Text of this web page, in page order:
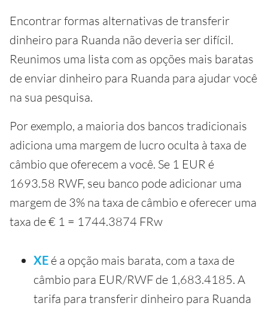
Encontrar formas alternativas de transferir
dinheiro para Ruanda não deveria ser difícil.
Reunimos uma lista com as opções mais baratas
de enviar dinheiro para Ruanda para ajudar você
na sua pesquisa.
Por exemplo, a maioria dos bancos tradicionais
adiciona uma margem de lucro oculta à taxa de
câmbio que oferecem a você. Se 1 EUR é
1693.58 RWF, seu banco pode adicionar uma
margem de 3% na taxa de câmbio e oferecer uma
taxa de € 1 = 1744.3874 FRw
XE é a opção mais barata, com a taxa de
câmbio para EUR/RWF de 1,683.4185. A
tarifa para transferir dinheiro para Ruanda